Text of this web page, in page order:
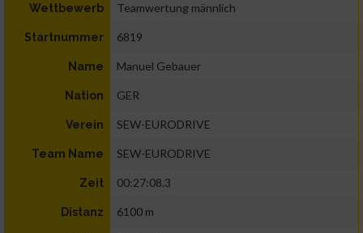
Wettbewerb Teamwertung männlich
Startnummer 6819
Name Manuel Gebauer
Nation GER
Verein SEW-EURODRIVE
Team Name SEW-EURODRIVE
Zeit 00:27:08.3
Distanz 6100 m